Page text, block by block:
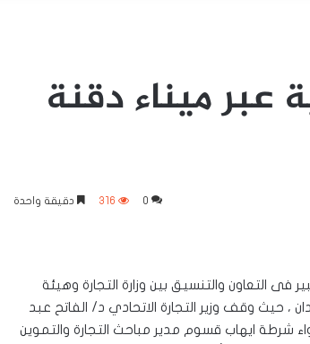
عبر ميناء دقنة
0
316 دقيقة واحدة
التعاون والتنسيق بين وزارة التجارة وهيئة
، حيث وقف وزير التجارة الاتحادي د/ الفاتح عبد
شرطة ايهاب قسوم مدير مباحث التجارة والتموين